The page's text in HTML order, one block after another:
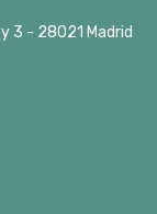
3 - 28021 Madrid